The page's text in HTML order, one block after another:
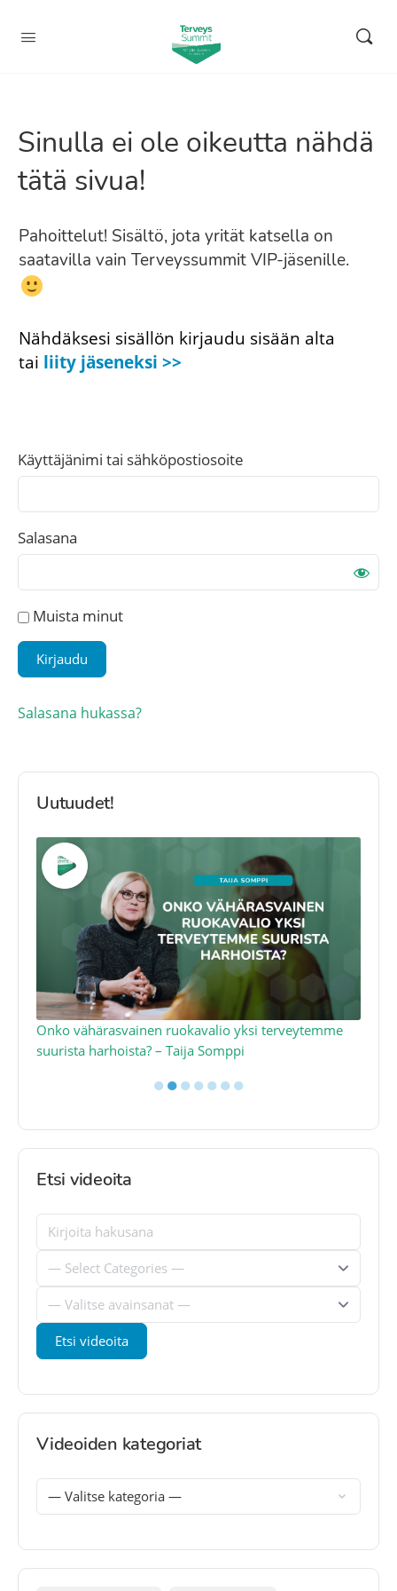
Sinulla ei ole oikeutta nähdä
tätä sivua!
Pahoittelut! Sisältö, jota yrität katsella on
saatavilla vain Terveyssummit VIP-jäsenille.
Nähdäksesi sisällön kirjaudu sisään alta
tai liity jäseneksi >>
Käyttäjänimi tai sähköpostiosoite
Salasana
Muista minut
Salasana hukassa?
Uutuudet!
Onko vähärasvainen ruokavalio yksi terveytemme
suurista harhoista? – Taija Somppi
●●●●●●●
Etsi videoita
Videoiden kategoriat